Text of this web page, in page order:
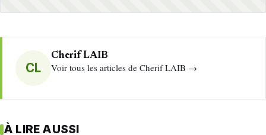
CL
Cherif LAIB
Voir tous les articles de Cherif LAIB →
À LIRE AUSSI